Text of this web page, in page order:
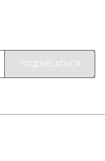
ПОДПИСАТЬСЯ